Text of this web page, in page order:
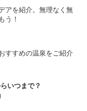
アを紹介。無理なく無
う！
すすめの温泉をご紹介
いつまで？